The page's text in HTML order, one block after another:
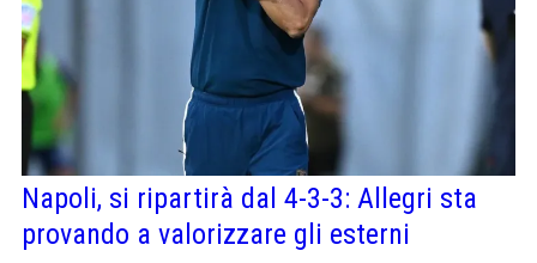
Napoli, si ripartirà dal 4-3-3: Allegri sta
provando a valorizzare gli esterni